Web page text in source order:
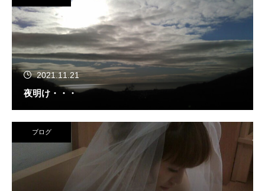
2021.11.21
夜明け・・・
ブログ